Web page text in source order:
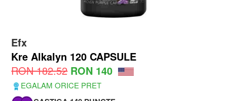
Efx
Kre Alkalyn 120 CAPSULE
RON 182.52 RON 140
EGALAM ORICE PRET